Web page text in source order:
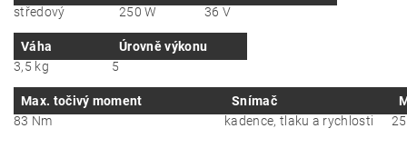
středový
250 W 36 V
Váha
Úrovně výkonu
3,5 kg
5
Max. točivý moment Snímač
83 Nm
kadence, tlaku a rychlosti